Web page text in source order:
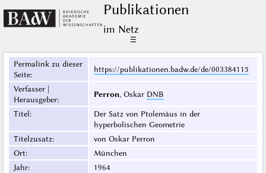
Publikationen
im Netz
☰
Permalink zu dieser
Seite:
https://publikationen.badw.de/de/003384115
Verfasser |
Herausgeber:
Perron, Oskar DNB
Titel:
Der Satz von Ptolemäus in der
hyperbolischen Geometrie
Titelzusatz:
von Oskar Perron
Ort:
München
Jahr:
1964